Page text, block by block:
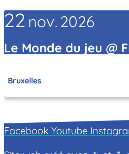
22 nov. 2026
Le Monde du jeu @
Bruxelles
Facebook Youtube